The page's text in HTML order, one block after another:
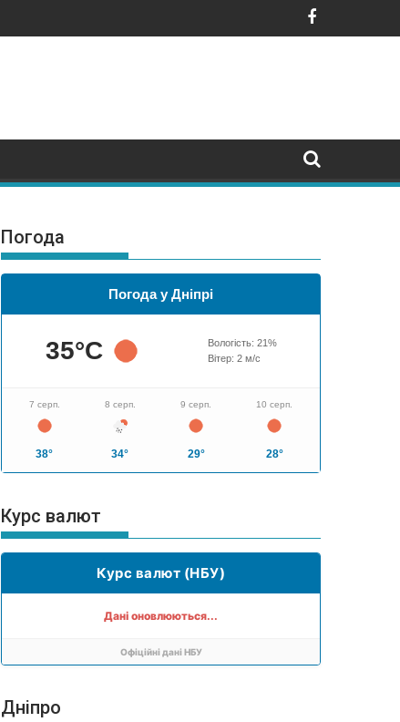
Погода
Погода у Дніпрі
35°C Вологість: 21%
Вітер: 2м/с
7 серп.
38°
8 серп.
34°
9 серп.
29°
10 серп.
28°
Курс валют
Курс валют (НБУ)
Дані оновлюються...
Офіційні дані НБУ
Дніпро